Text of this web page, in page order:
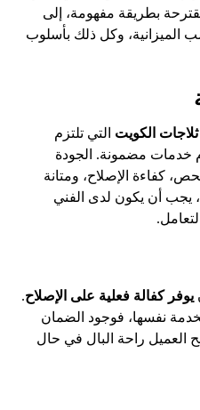
بطريقة مفهومة، إلى
الميزانية، وكل ذلك بأسلوب
الكويت التي تلتزم
خدمات مضمونة. الجودة
كفاءة الإصلاح، ومتانة
يجب أن يكون لدى الفني
يوفر كفالة فعلية على الإصلاح.
نفسها، فوجود الضمان
العميل راحة البال في حال